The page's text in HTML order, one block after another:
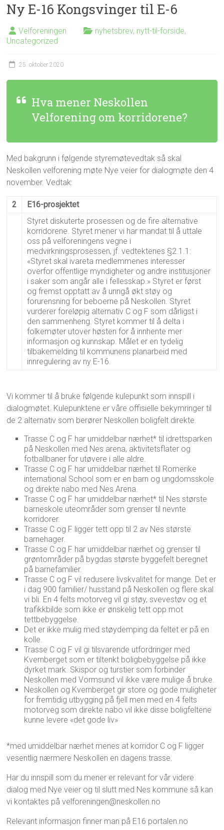
Ny E-16 Kongsvinger til E-6
Velforeningen nyhetsbrev, nytt-til-forside,
Uncategorized
25. oktober 2020
Hva mener Neskollen
Velforening om korridorene?
Med bakgrunn i følgende styremøtevedtak så skal
Neskollen velforening møte Nye veier for dialogmøte den 4
november. Vedtak:
2
E16-prosjektet
Styret diskuterte prosessen og de fire alternative
korridorene. Styret mener vi har mandat til å uttale
oss på velforeningens vegne i
medvirkningsprosessen, jf. vedtektenes §2.1.1:
«Styret skal ivareta medlemmenes interesser
overfor offentlige myndigheter og andre institusjoner
i saker som angår alle i fellesskap.» Styret er først
og fremst opptatt av å unngå økt støy og
forurensning for beboerne på Neskollen. Styret
vurderer foreløpig alternativ C og F som dårligst i
den sammenheng. Styret kommer til å delta i
folkemøter utover høsten for å innhente mer
informasjon og kunnskap. Målet er en tydelig
tilbakemelding til kommunens planarbeid med
innregulering av ny E-16.
Vi kommer til å bruke følgende kulepunkt som innspill i
dialogmøtet. Kulepunktene er våre offisielle bekymringer til
de 2 alternativ som berører Neskollen boligfelt direkte.
Trasse C og F har umiddelbar nærhet* til idrettsparken
på Neskollen med Nes arena, aktivitetsflater og
fotballbaner for utøvere i alle aldre.
Trasse C og F har umiddelbar nærhet til Romerike
international School som er en barn og ungdomsskole
og direkte nabo med Nes Arena.
Trasse C og F har umiddelbar nærhet* til Nes største
barneskole uteområder som grenser til nevnte
korridorer.
Trasse C og F ligger tett opp til 2 av Nes største
barnehager.
Trasse C og F har umiddelbar nærhet og grenser til
grøntområder på bygdas største byggefelt beregnet
på barnefamilier.
Trasse C og F vil redusere livskvalitet for mange. Det er
i dag 900 familier/ husstand på Neskollen og flere skal
vi bli. En 4 felts motorveg vil gi støy, svevestøv og et
trafikkbilde som ikke er ønskelig tett opp mot
tettbebyggelse.
Det er ikke mulig med støydemping da feltet er på en
kolle.
Trasse C og F vil gi tilsvarende utfordringer med
Kvernberget som er tiltenkt boligbebyggelse på ikke
dyrket mark. Skispor og turstier som forbinder
Neskollen med Vormsund vil ikke være mulige å bruke.
Neskollen og Kvernberget gir store og gode muligheter
for fremtidig utbygging på fjell men med en 4 felts
motorveg som direkte nabo vil ikke disse boligfeltene
kunne levere «det gode liv»
*med umiddelbar nærhet menes at korridor C og F ligger
vesentlig nærmere Neskollen en dagens trasse.
Har du innspill som du mener er relevant for vår videre
dialog med Nye veier og til slutt med Nes kommune så kan
vi kontaktes på velforeningen@neskollen.no
Relevant informasjon finner man på E16 portalen.no